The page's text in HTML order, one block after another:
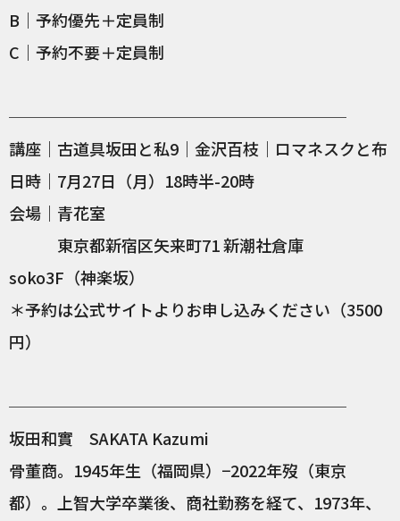
B｜予約優先＋定員制
C｜予約不要＋定員制
─────────────────────
講座｜古道具坂田と私9｜金沢百枝｜ロマネスクと布
日時｜7月27日（月）18時半-20時
会場｜青花室
東京都新宿区矢来町71 新潮社倉庫
soko3F（神楽坂）
＊予約は公式サイトよりお申し込みください（3500
円）
─────────────────────
坂田和實 SAKATA Kazumi
骨董商。1945年生（福岡県）−2022年歿（東京
都）。上智大学卒業後、商社勤務を経て、1973年、